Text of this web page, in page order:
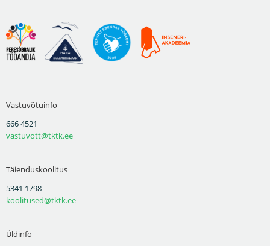
Vastuvõtuinfo
666 4521
vastuvott@tktk.ee
Täienduskoolitus
5341 1798
koolitused@tktk.ee
Üldinfo